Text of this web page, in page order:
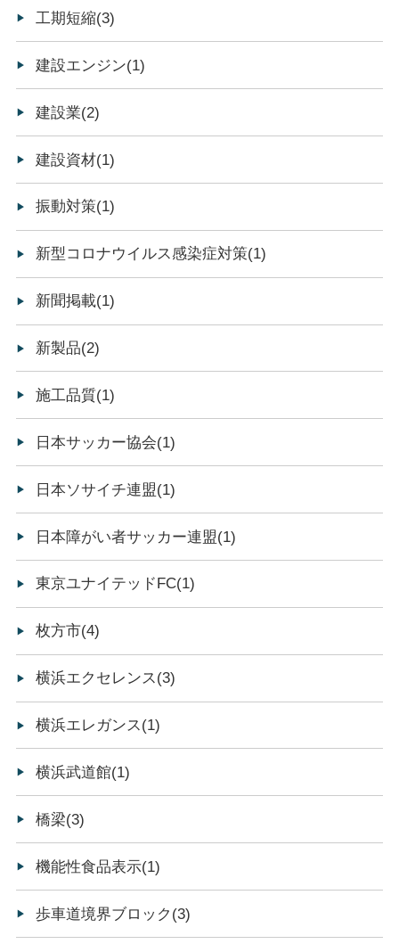
工期短縮(3)
建設エンジン(1)
建設業(2)
建設資材(1)
振動対策(1)
新型コロナウイルス感染症対策(1)
新聞掲載(1)
新製品(2)
施工品質(1)
日本サッカー協会(1)
日本ソサイチ連盟(1)
日本障がい者サッカー連盟(1)
東京ユナイテッドFC(1)
枚方市(4)
横浜エクセレンス(3)
横浜エレガンス(1)
横浜武道館(1)
橋梁(3)
機能性食品表示(1)
歩車道境界ブロック(3)